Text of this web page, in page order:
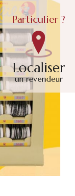
Particulier ?
Localiser
un revendeur